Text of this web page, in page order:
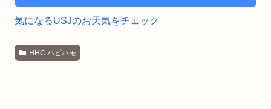
気になるUSJのお天気をチェック
HHC ハピハモ